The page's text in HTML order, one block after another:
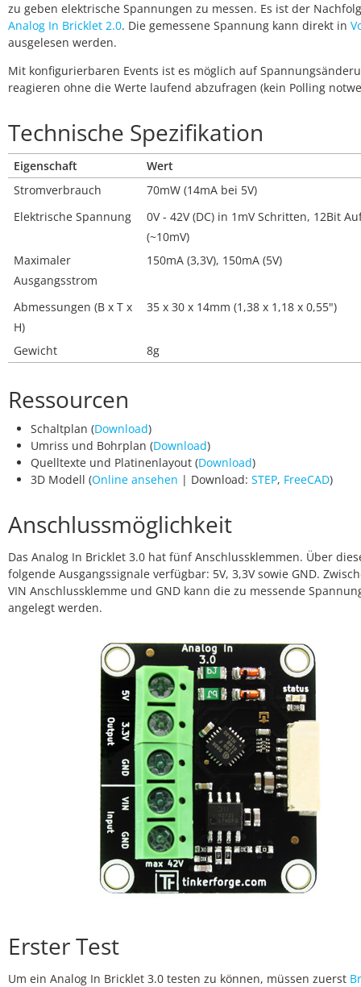
zu geben elektrische Spannungen zu messen. Es ist der
Analog In Bricklet 2.0. Die gemessene Spannung kann direkt in
ausgelesen werden.
Mit konfigurierbaren Events ist es möglich auf
reagieren ohne die Werte laufend abzufragen (kein Polling
Technische Spezifikation
Eigenschaft
Wert
Stromverbrauch
70mW (14mA bei 5V)
Elektrische Spannung
0V - 42V (DC) in 1mV Schritten, 12Bit
(~10mV)
Maximaler
Ausgangsstrom
150mA (3,3V), 150mA (5V)
Abmessungen (B x T x
H)
35 x 30 x 14mm (1,38 x 1,18 x 0,55")
Gewicht 8g
Ressourcen
Schaltplan (Download)
Umriss und Bohrplan (Download)
Quelltexte und Platinenlayout (Download)
3D Modell (Online ansehen | Download: STEP, FreeCAD)
Anschlussmöglichkeit
Das Analog In Bricklet 3.0 hat fünf Anschlussklemmen. Über
folgende Ausgangssignale verfügbar: 5V, 3,3V sowie GND.
VIN Anschlussklemme und GND kann die zu messende
angelegt werden.
Erster Test
Um ein Analog In Bricklet 3.0 testen zu können, müssen zuerst